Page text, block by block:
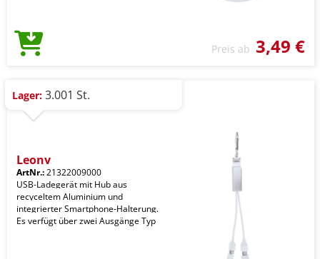
Preis ab 3,49 €
Lager: 3.001 St.
Leony
ArtNr.:21322009000
USB-Ladegerät mit Hub aus
recyceltem Aluminium und
integrierter Smartphone-Halterung.
Es verfügt über zwei Ausgänge Typ